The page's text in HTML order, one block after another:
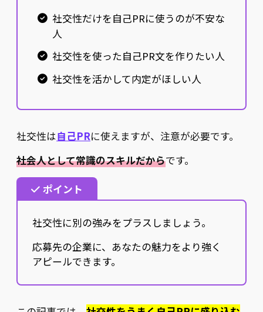
社交性だけを自己PRに使うのが不安な
人
社交性を使った自己PR文を作りたい人
社交性を活かして内定がほしい人
社交性は自己PRに使えますが、注意が必要です。
社会人として常識のスキルだからです。
ポイント
社交性に別の強みをプラスしましょう。
応募先の企業に、あなたの魅力をより強く
アピールできます。